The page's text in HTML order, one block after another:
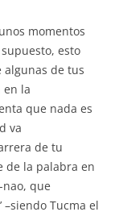
momentos
esto
algunas de tus
en la
que nada es
va
de tu
de la palabra en
que
–siendo Tucma el